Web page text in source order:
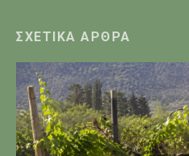
ΣΧΕΤΙΚΆ ΆΡΘΡΑ